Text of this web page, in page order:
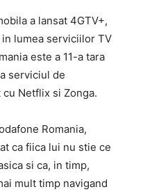
a lansat 4GTV+,
lumea serviciilor TV
este a 11-a tara
serviciul de
Netflix si Zonga.
Romania,
ca fiica lui nu stie ce
si ca, in timp,
mult timp navigand